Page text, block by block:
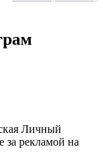
Личный
за рекламой на